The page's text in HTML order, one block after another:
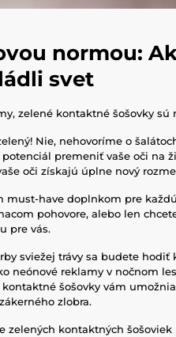
normou:
svet
zelené kontaktné šošovky sú
Nie, nehovoríme o
premeniť vaše oči na
oči získajú úplne nový
must-have doplnkom pre
pohovore, alebo len
pre vás.
sviežej trávy sa budete
neónové reklamy v nočnom
šošovky vám
zlobra.
zelených kontaktných